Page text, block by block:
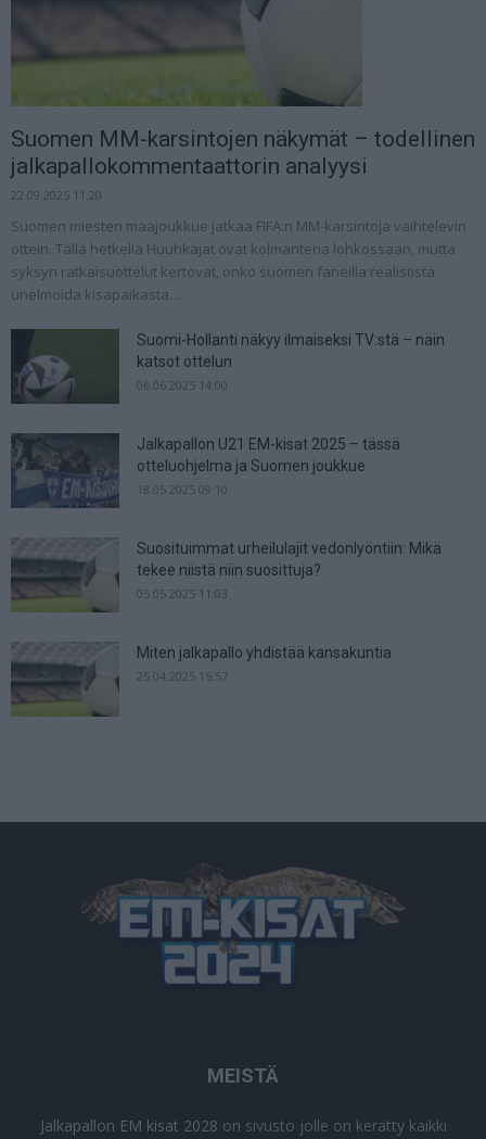
Suomen MM-karsintojen näkymät – todellinen
jalkapallokommentaattorin analyysi
22.09.2025 11:20
Suomen miesten maajoukkue jatkaa FIFA:n MM-karsintoja vaihtelevin
ottein. Tällä hetkellä Huuhkajat ovat kolmantena lohkossaan, mutta
syksyn ratkaisuottelut kertovat, onko suomen faneilla realistista
unelmoida kisapaikasta....
Suomi-Hollanti näkyy ilmaiseksi TV:stä – näin
katsot ottelun
06.06.2025 14:00
Jalkapallon U21 EM-kisat 2025 – tässä
otteluohjelma ja Suomen joukkue
18.05.2025 09:10
Suosituimmat urheilulajit vedonlyöntiin: Mikä
tekee niistä niin suosittuja?
05.05.2025 11:03
Miten jalkapallo yhdistää kansakuntia
25.04.2025 15:57
MEISTÄ
Jalkapallon EM kisat 2028 on sivusto jolle on kerätty kaikki